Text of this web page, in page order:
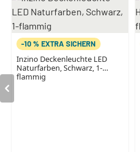
-10 % EXTRA SICHERN
Inzino Deckenleuchte LED
Naturfarben, Schwarz, 1-
flammig